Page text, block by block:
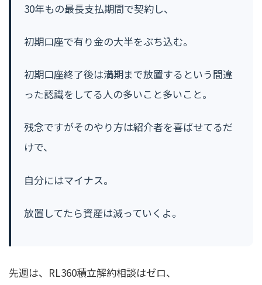
30年もの最長支払期間で契約し、
初期口座で有り金の大半をぶち込む。
初期口座終了後は満期まで放置するという間違
った認識をしてる人の多いこと多いこと。
残念ですがそのやり方は紹介者を喜ばせてるだ
けで、
自分にはマイナス。
放置してたら資産は減っていくよ。
先週は、RL360積立解約相談はゼロ、